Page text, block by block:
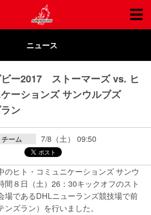
ニュース
ー2017 ストーマーズ vs. ヒ
ーションズ サンウルブズ
ン
チーム 7/8（土） 09:50
のヒト・コミュニケーションズ サンウ
間８日（土）26：30キックオフのスト
場であるDHLニューランズ競技場で前
ンズラン）を行いました。